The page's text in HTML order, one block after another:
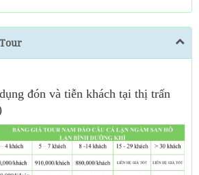
đón và tiễn khách tại thị trấn